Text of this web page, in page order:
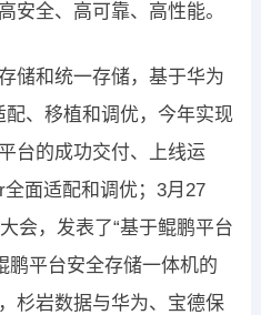
安全、高可靠、高性能。
储和统一存储，基于华为
配、移植和调优，今年实现
台的成功交付、上线运
面适配和调优；3月27
会，发表了“基于鲲鹏平台
鹏平台安全存储一体机的
杉岩数据与华为、宝德保